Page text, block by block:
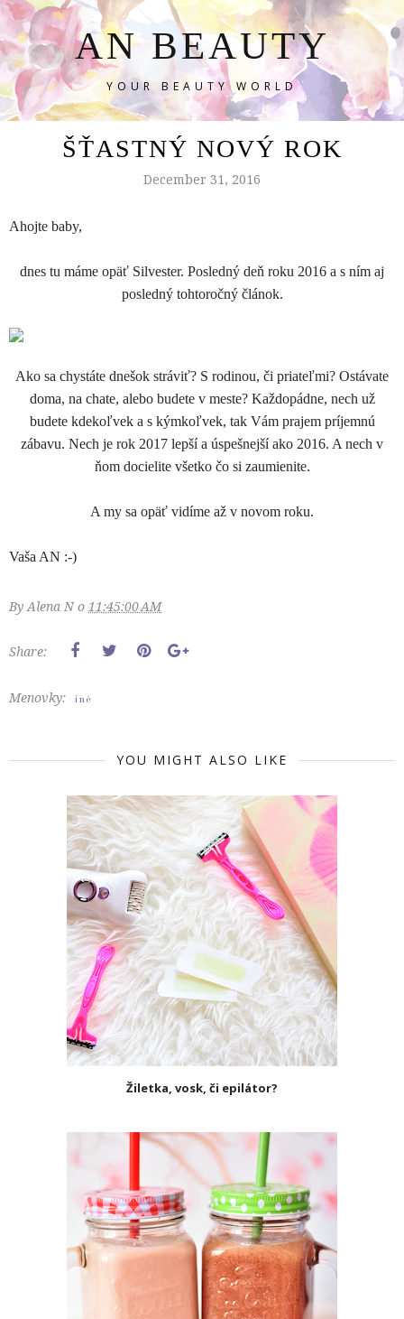
AN BEAUTY
YOUR BEAUTY WORLD
ŠŤASTNÝ NOVÝ ROK
December 31, 2016
Ahojte baby,
dnes tu máme opäť Silvester. Posledný deň roku 2016 a s ním aj
posledný tohtoročný článok.
Ako sa chystáte dnešok stráviť? S rodinou, či priateľmi? Ostávate
doma, na chate, alebo budete v meste? Každopádne, nech už
budete kdekoľvek a s kýmkoľvek, tak Vám prajem príjemnú
zábavu. Nech je rok 2017 lepší a úspešnejší ako 2016. A nech v
ňom docielite všetko čo si zaumienite.
A my sa opäť vidíme až v novom roku.
Vaša AN :-)
ByAlena N o 11:45:00 AM
Share:
Menovky: iné
YOU MIGHT ALSO LIKE
Žiletka, vosk, či epilátor?